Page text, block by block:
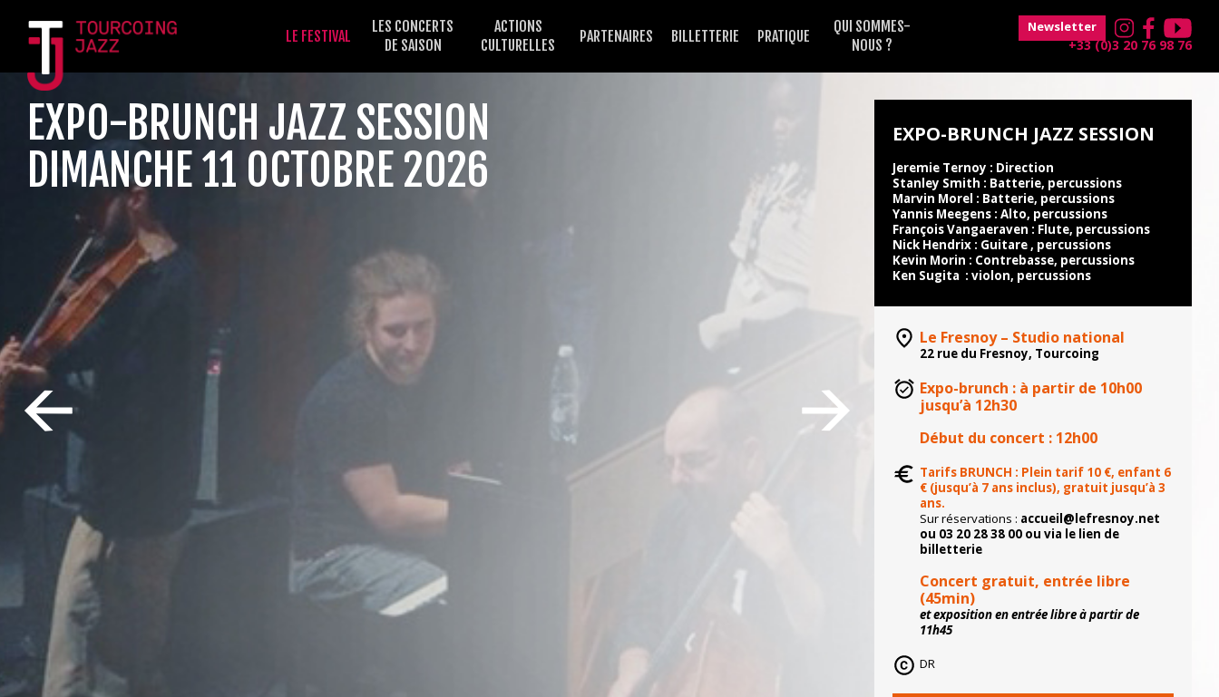
LE FESTIVAL
LES CONCERTS
DE SAISON
ACTIONS
CULTURELLES
PARTENAIRES BILLETTERIE PRATIQUE
QUI SOMMES-
NOUS ?
Newsletter
+33 (0)3 20 76 98 76
EXPO-BRUNCH JAZZ SESSION
DIMANCHE 11 OCTOBRE 2026
EXPO-BRUNCH JAZZ SESSION
Jeremie Ternoy : Direction
Stanley Smith : Batterie, percussions
Marvin Morel : Batterie, percussions
Yannis Meegens : Alto, percussions
François Vangaeraven : Flute, percussions
Nick Hendrix : Guitare , percussions
Kevin Morin : Contrebasse, percussions
Ken Sugita : violon, percussions
Le Fresnoy – Studio national
22 rue du Fresnoy, Tourcoing
Expo-brunch : à partir de 10h00
jusqu’à 12h30
Début du concert : 12h00
Tarifs BRUNCH : Plein tarif 10 €, enfant 6
€ (jusqu’à 7 ans inclus), gratuit jusqu’à 3
ans.
Sur réservations : accueil@lefresnoy.net
ou 03 20 28 38 00 ou via le lien de
billetterie
Concert gratuit, entrée libre
(45min)
et exposition en entrée libre à partir de
11h45
DR